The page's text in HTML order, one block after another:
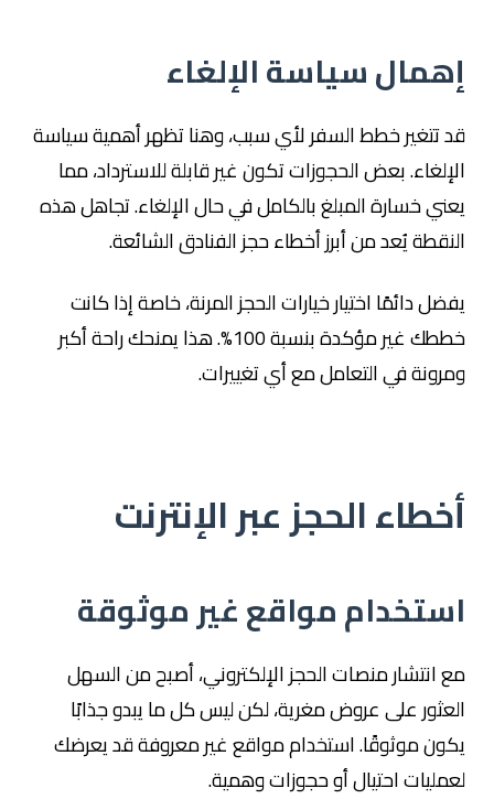
إهمال سياسة الإلغاء
قد تتغير خطط السفر لأي سبب، وهنا تظهر أهمية سياسة
الإلغاء. بعض الحجوزات تكون غير قابلة للاسترداد، مما
يعني خسارة المبلغ بالكامل في حال الإلغاء. تجاهل هذه
النقطة يُعد من أبرز أخطاء حجز الفنادق الشائعة.
يفضل دائمًا اختيار خيارات الحجز المرنة، خاصة إذا كانت
خططك غير مؤكدة بنسبة 100%. هذا يمنحك راحة أكبر
ومرونة في التعامل مع أي تغييرات.
أخطاء الحجز عبر الإنترنت
استخدام مواقع غير موثوقة
مع انتشار منصات الحجز الإلكتروني، أصبح من السهل
العثور على عروض مغرية، لكن ليس كل ما يبدو جذابًا
يكون موثوقًا. استخدام مواقع غير معروفة قد يعرضك
لعمليات احتيال أو حجوزات وهمية.